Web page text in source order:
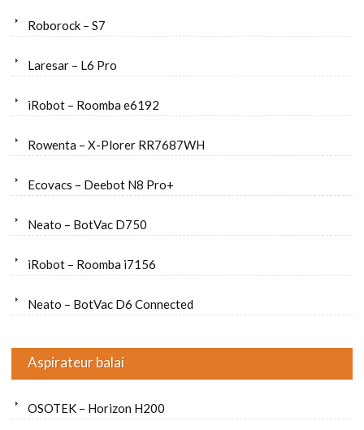
Roborock – S7
Laresar – L6 Pro
iRobot – Roomba e6192
Rowenta – X-Plorer RR7687WH
Ecovacs – Deebot N8 Pro+
Neato – BotVac D750
iRobot – Roomba i7156
Neato – BotVac D6 Connected
Aspirateur balai
OSOTEK – Horizon H200